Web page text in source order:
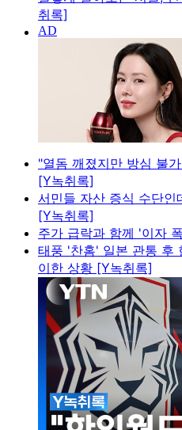
취록]
"열돔 깨졌지만 방심 불
[Y녹취록]
서민들 자산 증식 수단인
[Y녹취록]
주가 급락과 함께 '이자
태풍 '찬홈' 일본 관통 후
이한 상황 [Y녹취록]